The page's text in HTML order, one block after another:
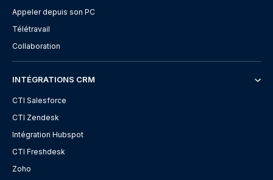
Appeler depuis son PC
Télétravail
Collaboration
INTÉGRATIONS CRM
CTI Salesforce
CTI Zendesk
Intégration Hubspot
CTI Freshdesk
Zoho